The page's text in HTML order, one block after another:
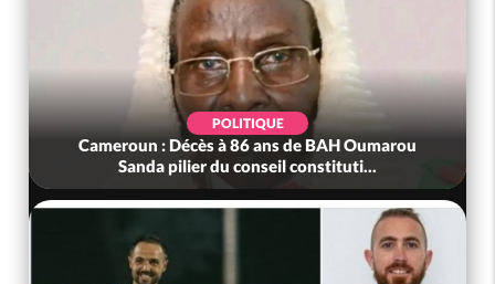
POLITIQUE
Cameroun : Décès à 86 ans de BAH Oumarou
Sanda pilier du conseil constituti...